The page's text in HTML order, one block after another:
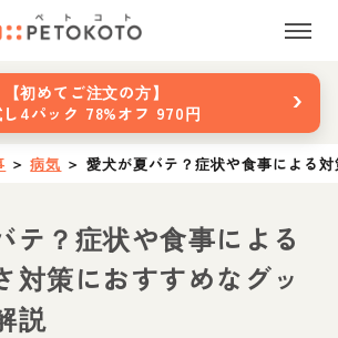
【初めてご注文の方】
し4パック 78%オフ 970円
›
＞ 病気 ＞ 愛犬が夏バテ？症状や食事による
テ？症状や食事による
対策におすすめなグッ
説